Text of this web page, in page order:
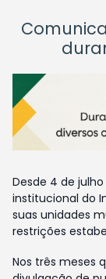
Desde 4 de
institucional do
suas unidades
restrições
Nos três meses